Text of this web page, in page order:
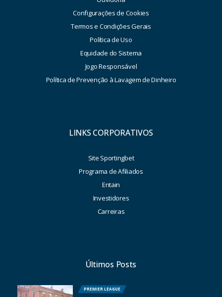
Configurações de Cookies
Termos e Condições Gerais
Política de Uso
Equidade do Sistema
Jogo Responsável
Política de Prevenção à Lavagem de Dinheiro
LINKS CORPORATIVOS
Site Sportingbet
Programa de Afiliados
Entain
Investidores
Carreiras
Últimos Posts
PREMIER LEAGUE